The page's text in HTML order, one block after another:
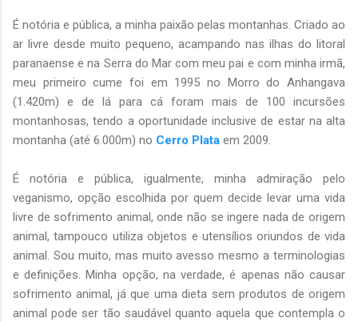
É notória e pública, a minha paixão pelas montanhas. Criado ao
ar livre desde muito pequeno, acampando nas ilhas do litoral
paranaense e na Serra do Mar com meu pai e com minha irmã,
meu primeiro cume foi em 1995 no Morro do Anhangava
(1.420m) e de lá para cá foram mais de 100 incursões
montanhosas, tendo a oportunidade inclusive de estar na alta
montanha (até 6.000m) no Cerro Plata em 2009.
É notória e pública, igualmente, minha admiração pelo
veganismo, opção escolhida por quem decide levar uma vida
livre de sofrimento animal, onde não se ingere nada de origem
animal, tampouco utiliza objetos e utensílios oriundos de vida
animal. Sou muito, mas muito avesso mesmo a terminologias
e definições. Minha opção, na verdade, é apenas não causar
sofrimento animal, já que uma dieta sem produtos de origem
animal pode ser tão saudável quanto aquela que contempla o